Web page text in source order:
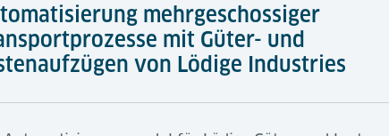
mehrgeschossiger
mit Güter- und
von Lödige Industries